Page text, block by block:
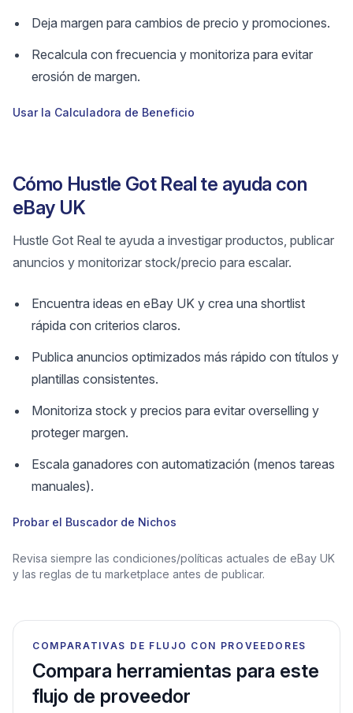
Deja margen para cambios de precio y promociones.
Recalcula con frecuencia y monitoriza para evitar
erosión de margen.
Usar la Calculadora de Beneficio
Cómo Hustle Got Real te ayuda con
eBay UK
Hustle Got Real te ayuda a investigar productos, publicar
anuncios y monitorizar stock/precio para escalar.
Encuentra ideas en eBay UK y crea una shortlist
rápida con criterios claros.
Publica anuncios optimizados más rápido con títulos y
plantillas consistentes.
Monitoriza stock y precios para evitar overselling y
proteger margen.
Escala ganadores con automatización (menos tareas
manuales).
Probar el Buscador de Nichos
Revisa siempre las condiciones/políticas actuales de eBay UK
y las reglas de tu marketplace antes de publicar.
COMPARATIVAS DE FLUJO CON PROVEEDORES
Compara herramientas para este
flujo de proveedor